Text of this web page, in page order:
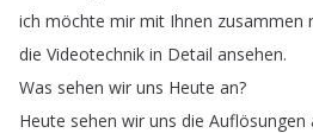
ich möchte mir mit Ihnen zusammen
die Videotechnik in Detail ansehen.
Was sehen wir uns Heute an?
Heute sehen wir uns die Auflösungen